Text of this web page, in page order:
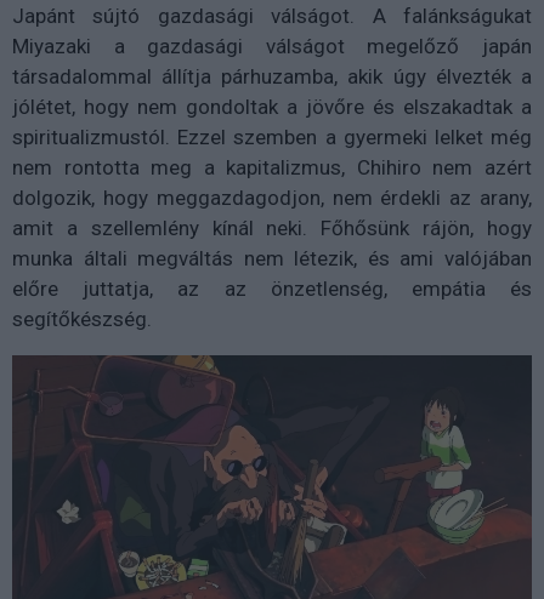
Japánt sújtó gazdasági válságot. A falánkságukat
Miyazaki a gazdasági válságot megelőző japán
társadalommal állítja párhuzamba, akik úgy élvezték a
jólétet, hogy nem gondoltak a jövőre és elszakadtak a
spiritualizmustól. Ezzel szemben a gyermeki lelket még
nem rontotta meg a kapitalizmus, Chihiro nem azért
dolgozik, hogy meggazdagodjon, nem érdekli az arany,
amit a szellemlény kínál neki. Főhősünk rájön, hogy
munka általi megváltás nem létezik, és ami valójában
előre juttatja, az az önzetlenség, empátia és
segítőkészség.